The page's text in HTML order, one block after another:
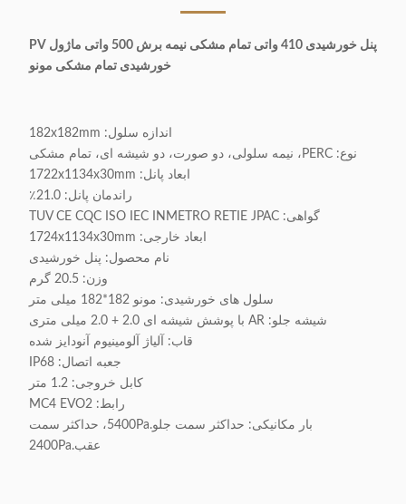
پنل خورشیدی 410 واتی تمام مشکی نیمه برش 500 واتی ماژول PV
خورشیدی تمام مشکی مونو
اندازه سلول: 182x182mm
نوع: PERC، نیمه سلولی، دو صورت، دو شیشه ای، تمام مشکی
ابعاد پانل: 1722x1134x30mm
راندمان پانل: 21.0٪
گواهی: TUV CE CQC ISO IEC INMETRO RETIE JPAC
ابعاد خارجی: 1724x1134x30mm
نام محصول: پنل خورشیدی
وزن: 20.5 گرم
سلول های خورشیدی: مونو 182*182 میلی متر
شیشه جلو: AR با پوشش شیشه ای 2.0 + 2.0 میلی متری
قاب: آلیاژ آلومینیوم آنودایز شده
جعبه اتصال: IP68
کابل خروجی: 1.2 متر
رابط: MC4 EVO2
بار مکانیکی: حداکثر سمت جلو.5400Pa، حداکثر سمت
عقب.2400Pa